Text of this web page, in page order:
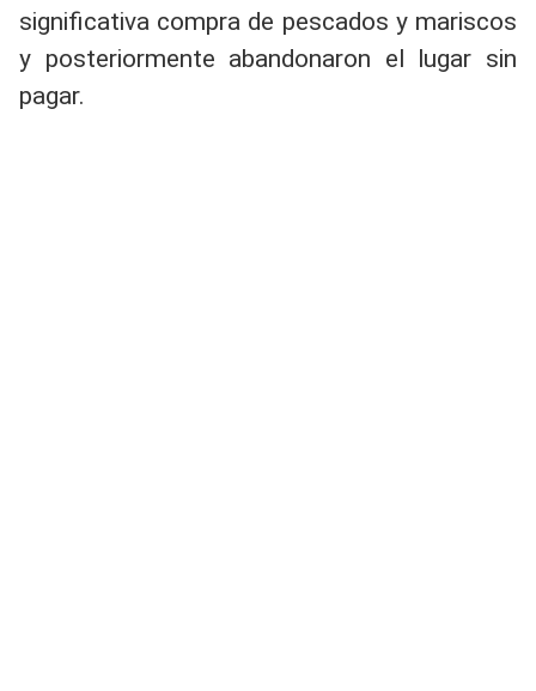
significativa compra de pescados y mariscos
y posteriormente abandonaron el lugar sin
pagar.